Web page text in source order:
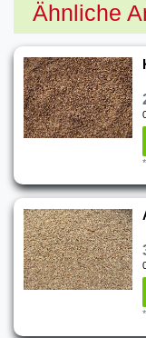
Ähnliche